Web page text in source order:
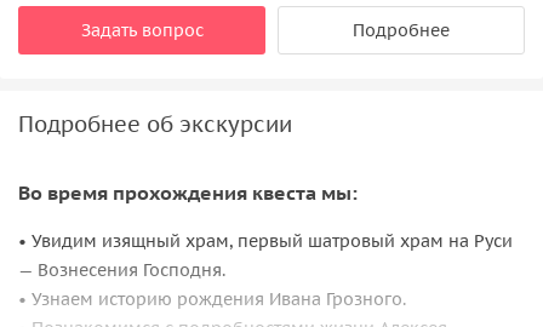
Задать вопрос Подробнее
Подробнее об экскурсии
Во время прохождения квеста мы:
• Увидим изящный храм, первый шатровый храм на Руси
— Вознесения Господня.
• Узнаем историю рождения Ивана Грозного.